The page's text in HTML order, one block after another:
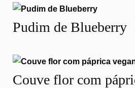
Pudim de Blueberry
Couve flor com